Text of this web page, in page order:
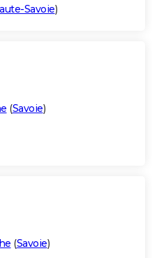
Savoie)
(Savoie)
(Savoie)